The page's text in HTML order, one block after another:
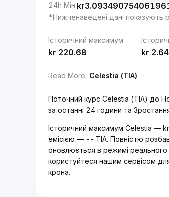
24h Мін.kr
*Нижченаведені дані показують
Історичний максимум
kr 220.68 kr 2.64
Read More: Celestia (TIA)
Поточний курс Celestia (TIA) до
за останні 24 години та
Історичний максимум Celestia —
емісією — -- TIA. Повністю
оновлюється в режимі реального
користуйтеся нашим сервісом
крона.